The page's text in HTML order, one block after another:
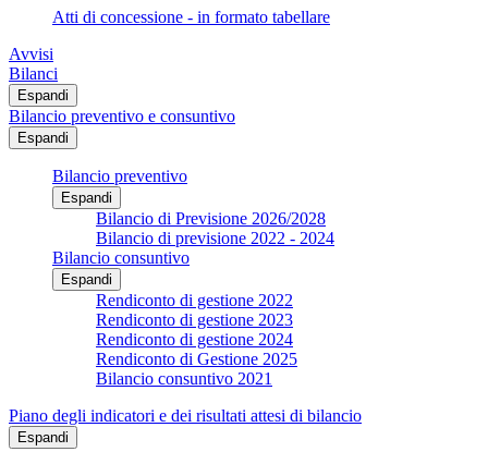
Atti di concessione - in formato tabellare
Avvisi
Bilanci
Espandi
Bilancio preventivo e consuntivo
Espandi
Bilancio preventivo
Espandi
Bilancio di Previsione 2026/2028
Bilancio di previsione 2022 - 2024
Bilancio consuntivo
Espandi
Rendiconto di gestione 2022
Rendiconto di gestione 2023
Rendiconto di gestione 2024
Rendiconto di Gestione 2025
Bilancio consuntivo 2021
Piano degli indicatori e dei risultati attesi di bilancio
Espandi